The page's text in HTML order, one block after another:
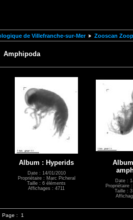
de Villefranche-sur-Mer Zooscan
Amphipoda
Album : Hyperids
Date : 14/01/2010
Propriétaire : Marc Picheral
Taille : 6 éléments
Affichages : 4711
Date :
Propriétaire
Taille :
Page : 1